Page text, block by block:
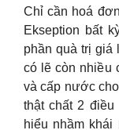
Chỉ cần hoá
Ekseption bất
phần quà trị giá
có lẽ còn nhiều
và cấp nước
thật chất 2
hiểu nhầm